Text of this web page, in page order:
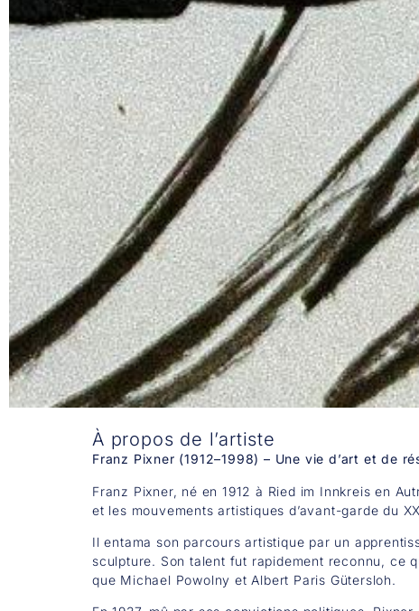
​À propos de l’artiste
Franz Pixner (1912–1998) – Une vie d’art et de
Franz Pixner, né en 1912 à Ried im Innkreis en
et les mouvements artistiques d’avant-garde du
Il entama son parcours artistique par un
sculpture. Son talent fut rapidement reconnu, ce
que Michael Powolny et Albert Paris Gütersloh.